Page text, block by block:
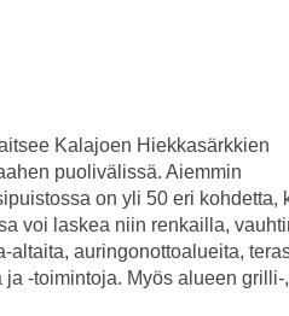
Kalajoen Hiekkasärkkien
puolivälissä. Aiemmin
on yli 50 eri kohdetta,
voi laskea niin renkailla,
altaita, auringonottoalueita,
-toimintoja. Myös alueen grilli-